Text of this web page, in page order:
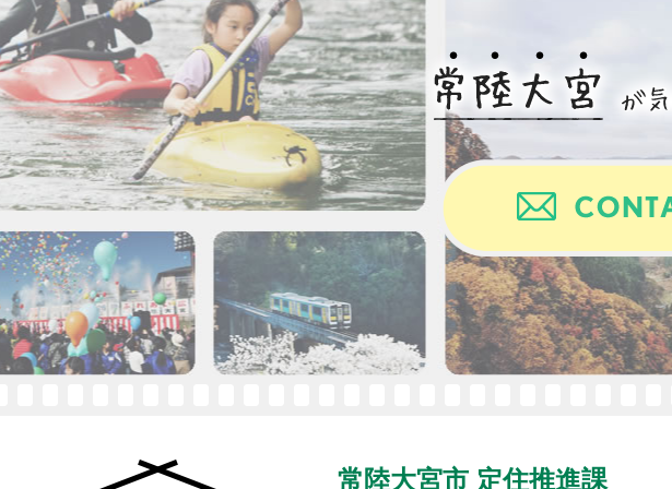
常陸大宮市移住・定住促進
常陸大宮市 定住推進課